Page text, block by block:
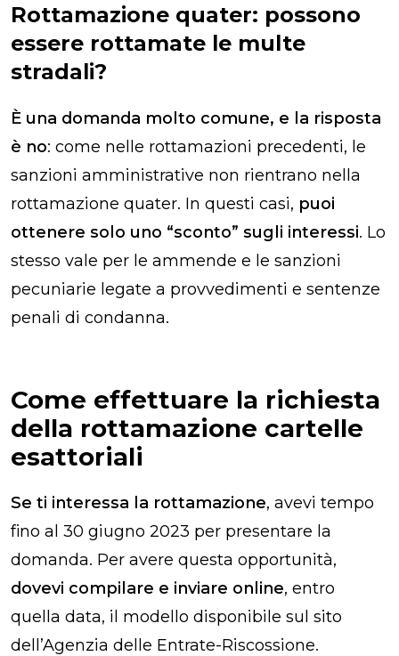
Rottamazione quater: possono
essere rottamate le multe
stradali?
È una domanda molto comune, e la risposta
è no: come nelle rottamazioni precedenti, le
sanzioni amministrative non rientrano nella
rottamazione quater. In questi casi, puoi
ottenere solo uno “sconto” sugli interessi. Lo
stesso vale per le ammende e le sanzioni
pecuniarie legate a provvedimenti e sentenze
penali di condanna.
Come effettuare la richiesta
della rottamazione cartelle
esattoriali​
Se ti interessa la rottamazione, avevi tempo
fino al 30 giugno 2023 per presentare la
domanda. Per avere questa opportunità,
dovevi compilare e inviare online, entro
quella data, il modello disponibile sul sito
dell’Agenzia delle Entrate-Riscossione.